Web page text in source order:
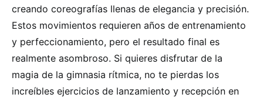
creando coreografías llenas de elegancia y precisión.
Estos movimientos requieren años de entrenamiento
y perfeccionamiento, pero el resultado final es
realmente asombroso. Si quieres disfrutar de la
magia de la gimnasia rítmica, no te pierdas los
increíbles ejercicios de lanzamiento y recepción en